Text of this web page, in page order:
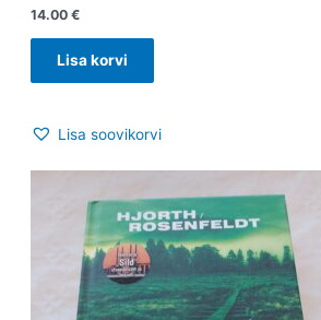
14.00 €
Lisa korvi
Lisa soovikorvi